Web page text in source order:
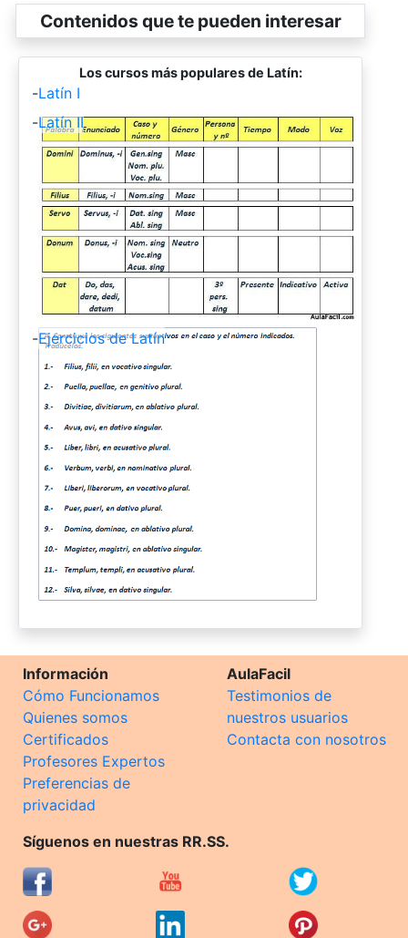
Contenidos que te pueden interesar
Los cursos más populares de Latín:
-Latín I
-Latín II
-Ejercicios de Latín
Información
Cómo Funcionamos
Quienes somos
Certificados
Profesores Expertos
Preferencias de
privacidad
AulaFacil
Testimonios de
nuestros usuarios
Contacta con nosotros
Síguenos en nuestras RR.SS.